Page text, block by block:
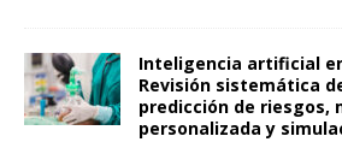
Inteligencia artificial
Revisión sistemática
predicción de riesgos,
personalizada y